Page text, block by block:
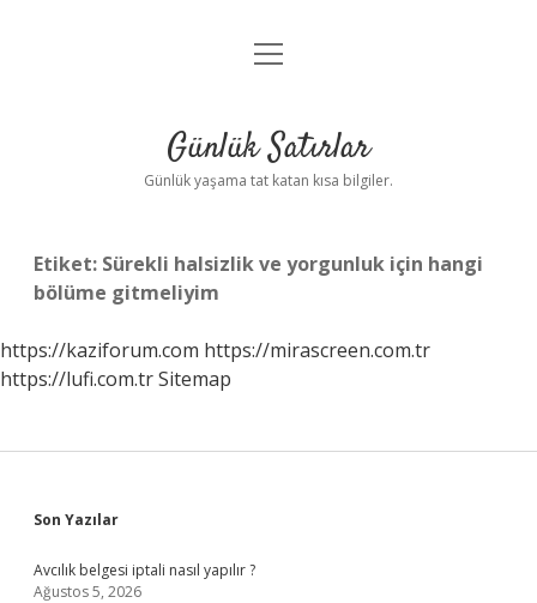
Anasayfa
Yasal Uyarı
menüyü
Günlük Satırlar
Günlük yaşama tat katan kısa bilgiler.
Etiket: Sürekli halsizlik ve yorgunluk için hangi
bölüme gitmeliyim
https://kaziforum.com https://mirascreen.com.tr
https://lufi.com.trSitemap
Sidebar
Son Yazılar
Avcılık belgesi iptali nasıl yapılır ?
Ağustos 5, 2026